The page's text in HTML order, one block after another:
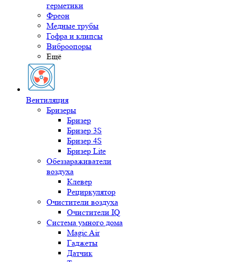
герметики
Фреон
Медные трубы
Гофра и клипсы
Виброопоры
Ещё
Вентиляция
Бризеры
Бризер
Бризер 3S
Бризер 4S
Бризер Lite
Обеззараживатели
воздуха
Клевер
Рециркулятор
Очистители воздуха
Очистители IQ
Система умного дома
Magic Air
Гаджеты
Датчик